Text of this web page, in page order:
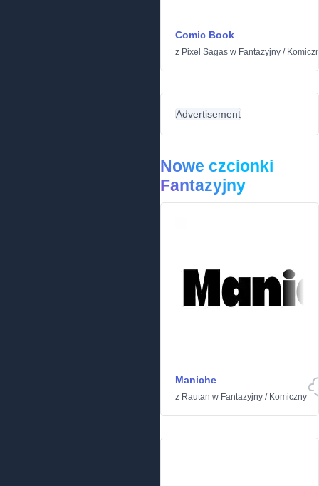
Comic Book
z Pixel Sagas w Fantazyjny /
Advertisement
Nowe czcionki
Fantazyjny
Maniche
z Rautan w Fantazyjny / Komiczny